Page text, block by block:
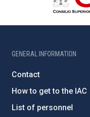
GENERAL INFORMATION
Contact
How to get to the IAC
List of personnel